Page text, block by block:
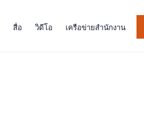
สื่อ วิดีโอ เครือข่ายสำนักงาน